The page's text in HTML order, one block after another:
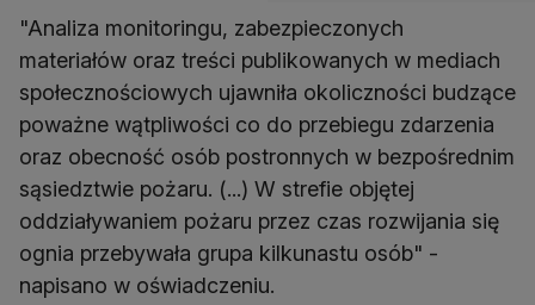
"Analiza monitoringu, zabezpieczonych
materiałów oraz treści publikowanych w mediach
społecznościowych ujawniła okoliczności budzące
poważne wątpliwości co do przebiegu zdarzenia
oraz obecność osób postronnych w bezpośrednim
sąsiedztwie pożaru. (...) W strefie objętej
oddziaływaniem pożaru przez czas rozwijania się
ognia przebywała grupa kilkunastu osób" -
napisano w oświadczeniu.